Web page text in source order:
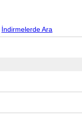
İndirmelerde Ara